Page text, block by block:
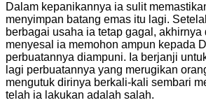
Dalam kepanikannya ia sulit
menyimpan batang emas itu lagi.
berbagai usaha ia tetap gagal, akhirnya
menyesal ia memohon ampun kepada
perbuatannya diampuni. Ia berjanji
lagi perbuatannya yang merugikan
mengutuk dirinya berkali-kali sembari
telah ia lakukan adalah salah.